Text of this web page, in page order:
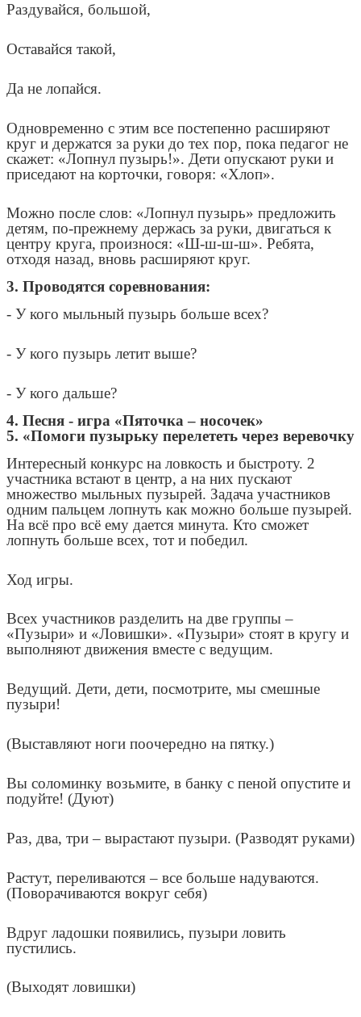
Раздувайся, большой,
Оставайся такой,
Да не лопайся.
Одновременно с этим все постепенно расширяют
круг и держатся за руки до тех пор, пока педагог не
скажет: «Лопнул пузырь!». Дети опускают руки и
приседают на корточки, говоря: «Хлоп».
Можно после слов: «Лопнул пузырь» предложить
детям, по-прежнему держась за руки, двигаться к
центру круга, произнося: «Ш-ш-ш-ш». Ребята,
отходя назад, вновь расширяют круг.
3. Проводятся соревнования:
- У кого мыльный пузырь больше всех?
- У кого пузырь летит выше?
- У кого дальше?
4. Песня - игра «Пяточка – носочек»
5. «Помоги пузырьку перелететь через веревочку
Интересный конкурс на ловкость и быстроту. 2
участника встают в центр, а на них пускают
множество мыльных пузырей. Задача участников
одним пальцем лопнуть как можно больше пузырей.
На всё про всё ему дается минута. Кто сможет
лопнуть больше всех, тот и победил.
Ход игры.
Всех участников разделить на две группы –
«Пузыри» и «Ловишки». «Пузыри» стоят в кругу и
выполняют движения вместе с ведущим.
Ведущий. Дети, дети, посмотрите, мы смешные
пузыри!
(Выставляют ноги поочередно на пятку.)
Вы соломинку возьмите, в банку с пеной опустите и
подуйте! (Дуют)
Раз, два, три – вырастают пузыри. (Разводят руками)
Растут, переливаются – все больше надуваются.
(Поворачиваются вокруг себя)
Вдруг ладошки появились, пузыри ловить
пустились.
(Выходят ловишки)